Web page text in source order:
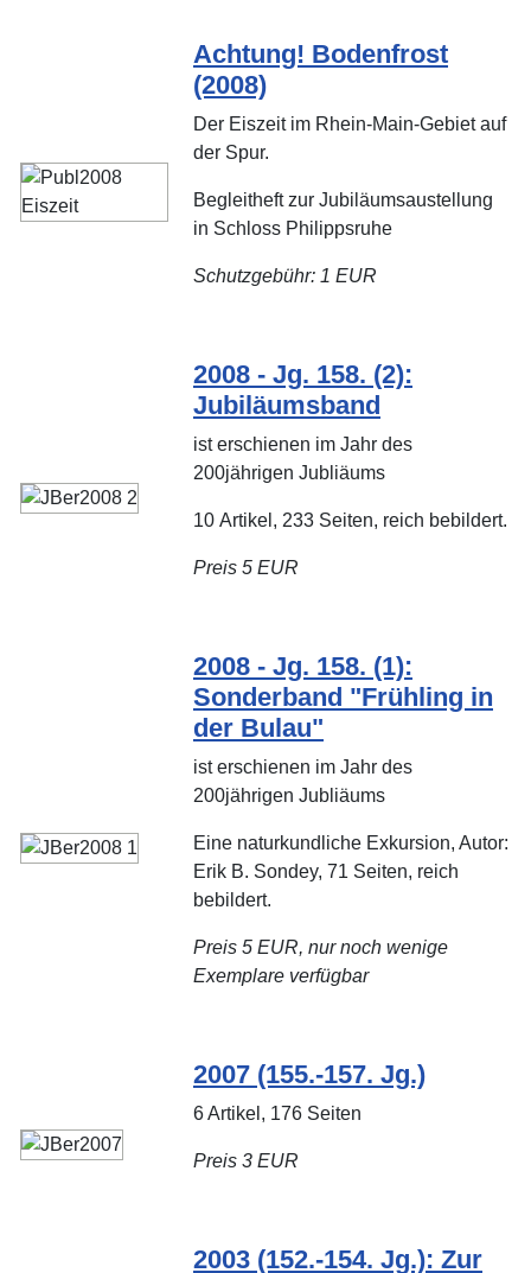
Achtung! Bodenfrost
(2008)
Der Eiszeit im Rhein-Main-Gebiet auf
der Spur.
Begleitheft zur Jubiläumsaustellung
in Schloss Philippsruhe
Schutzgebühr: 1 EUR
2008 - Jg. 158. (2):
Jubiläumsband
ist erschienen im Jahr des
200jährigen Jubliäums
10 Artikel, 233 Seiten, reich bebildert.
Preis 5 EUR
2008 - Jg. 158. (1):
Sonderband "Frühling in
der Bulau"
ist erschienen im Jahr des
200jährigen Jubliäums
Eine naturkundliche Exkursion, Autor:
Erik B. Sondey, 71 Seiten, reich
bebildert.
Preis 5 EUR, nur noch wenige
Exemplare verfügbar
2007 (155.-157. Jg.)
6 Artikel, 176 Seiten
Preis 3 EUR
2003 (152.-154. Jg.): Zur